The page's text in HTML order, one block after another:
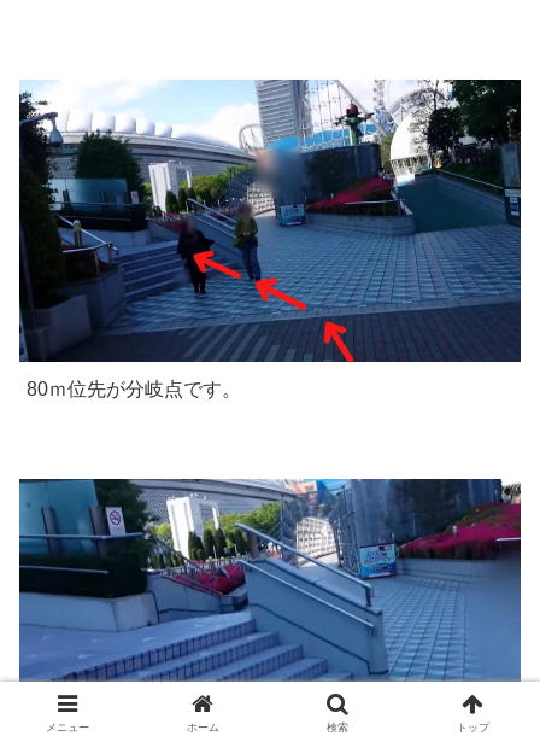
80ｍ位先が分岐点です。
メニュー ホーム 検索 トップ